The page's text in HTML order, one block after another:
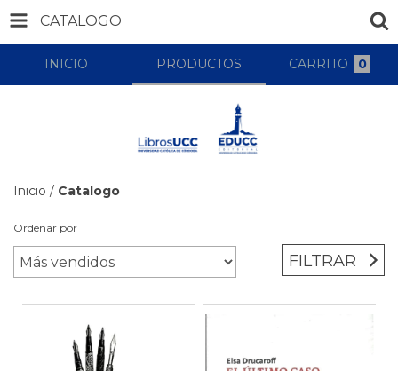
CATALOGO
INICIO PRODUCTOS CARRITO 0
Inicio / Catalogo
Ordenar por
FILTRAR